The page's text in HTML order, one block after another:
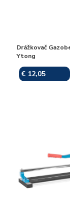
Drážkovač
Ytong
€ 12,05